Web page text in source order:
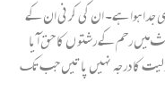
ہوا ہے۔ ان کی کرنی ان کے
میں رحم کے رشتو ں کا حق آ یا
کا درجہ نہیں پا تیں جب تک